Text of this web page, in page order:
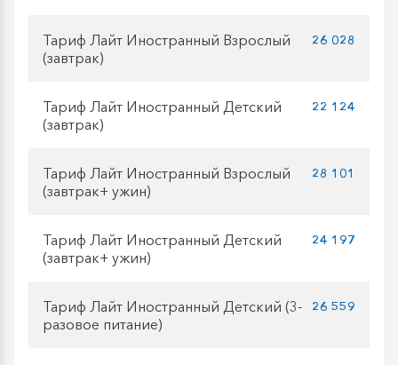
Тариф Лайт Иностранный Взрослый
(завтрак)
26 028
Тариф Лайт Иностранный Детский
(завтрак)
22 124
Тариф Лайт Иностранный Взрослый
(завтрак+ ужин)
28 101
Тариф Лайт Иностранный Детский
(завтрак+ ужин)
24 197
Тариф Лайт Иностранный Детский (3-
разовое питание)
26 559